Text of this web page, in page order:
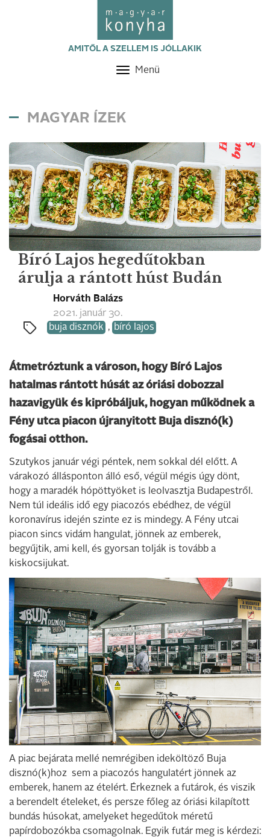
AMITŐL A SZELLEM IS JÓLLAKIK
Toggle
Menü
MAGYAR ÍZEK
Bíró Lajos hegedűtokban
árulja a rántott húst Budán
Horváth Balázs
2021. január 30.
buja disznók , bíró lajos
Átmetróztunk a városon, hogy Bíró Lajos
hatalmas rántott húsát az óriási dobozzal
hazavigyük és kipróbáljuk, hogyan működnek a
Fény utca piacon újranyitott Buja disznó(k)
fogásai otthon.
Szutykos január végi péntek, nem sokkal dél előtt. A
várakozó állásponton álló eső, végül mégis úgy dönt,
hogy a maradék hópöttyöket is leolvasztja Budapestről.
Nem túl ideális idő egy piacozós ebédhez, de végül
koronavírus idején szinte ez is mindegy. A Fény utcai
piacon sincs vidám hangulat, jönnek az emberek,
begyűjtik, ami kell, és gyorsan tolják is tovább a
kiskocsijukat.
A piac bejárata mellé nemrégiben ideköltöző Buja
disznó(k)hoz sem a piacozós hangulatért jönnek az
emberek, hanem az ételért. Érkeznek a futárok, és viszik
a berendelt ételeket, és persze főleg az óriási kilapított
bundás húsokat, amelyeket hegedűtok méretű
papírdobozókba csomagolnak. Egyik futár meg is kérdezi: